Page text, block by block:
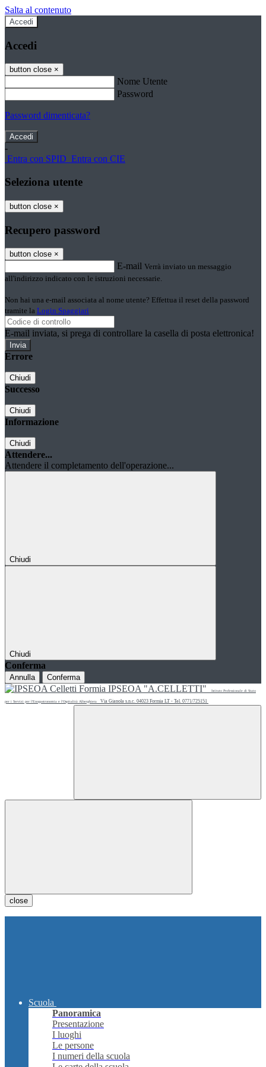
Salta al contenuto
Accedi
Accedi
button close ×
Nome Utente
Password
Password dimenticata?
-
Entra con SPID Entra con CIE
Seleziona utente
button close ×
Recupero password
button close ×
E-mail Verrà inviato un messaggio
all'indirizzo indicato con le istruzioni necessarie.
Non hai una e-mail associata al nome utente? Effettua il reset della password
tramite la Login Spaggiari
E-mail inviata, si prega di controllare la casella di posta elettronica!
Errore
Chiudi
Successo
Chiudi
Informazione
Chiudi
Attendere...
Attendere il completamento dell'operazione...
Chiudi
Chiudi
Conferma
Annulla Conferma
IPSEOA "A.CELLETTI" Istituto Professionale di Stato
per i Servizi per l'Enogastronomia e l'Ospitalità Alberghiera Via Gianola s.n.c. 04023 Formia LT - Tel. 0771/725151
close
Scuola
Panoramica
Presentazione
I luoghi
Le persone
I numeri della scuola